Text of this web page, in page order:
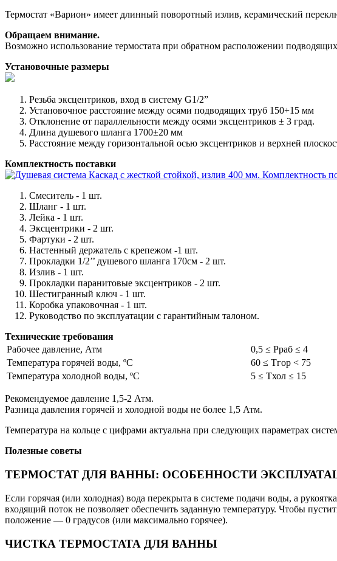
Термостат «Варион» имеет длинный поворотный излив, керамический
Обращаем внимание.
Возможно использование термостата при обратном расположении
Установочные размеры
Резьба эксцентриков, вход в систему G1/2”
Установочное расстояние между осями подводящих труб 150+15 мм
Отклонение от параллельности между осями эксцентриков ± 3 град.
Длина душевого шланга 1700±20 мм
Расстояние между горизонтальной осью эксцентриков и верхней
Комплектность поставки
Смеситель - 1 шт.
Шланг - 1 шт.
Лейка - 1 шт.
Эксцентрики - 2 шт.
Фартуки - 2 шт.
Настенный держатель с крепежом -1 шт.
Прокладки 1/2’’ душевого шланга 170cм - 2 шт.
Излив - 1 шт.
Прокладки паранитовые эксцентриков - 2 шт.
Шестигранный ключ - 1 шт.
Коробка упаковочная - 1 шт.
Руководство по эксплуатации с гарантийным талоном.
Технические требования
Рабочее давление, Атм
0,5 ≤ Pраб ≤ 4
Температура горячей воды, ºС
60 ≤ Tгор < 75
Температура холодной воды, ºС
5 ≤ Tхол ≤ 15
Рекомендуемое давление 1,5-2 Атм.
Разница давления горячей и холодной воды не более 1,5 Атм.
Температура на кольце с цифрами актуальна при следующих параметрах
Полезные советы
ТЕРМОСТАТ ДЛЯ ВАННЫ: ОСОБЕННОСТИ
Если горячая (или холодная) вода перекрыта в системе подачи воды, а
входящий поток не позволяет обеспечить заданную температуру. Чтобы
положение — 0 градусов (или максимально горячее).
ЧИСТКА ТЕРМОСТАТА ДЛЯ ВАННЫ